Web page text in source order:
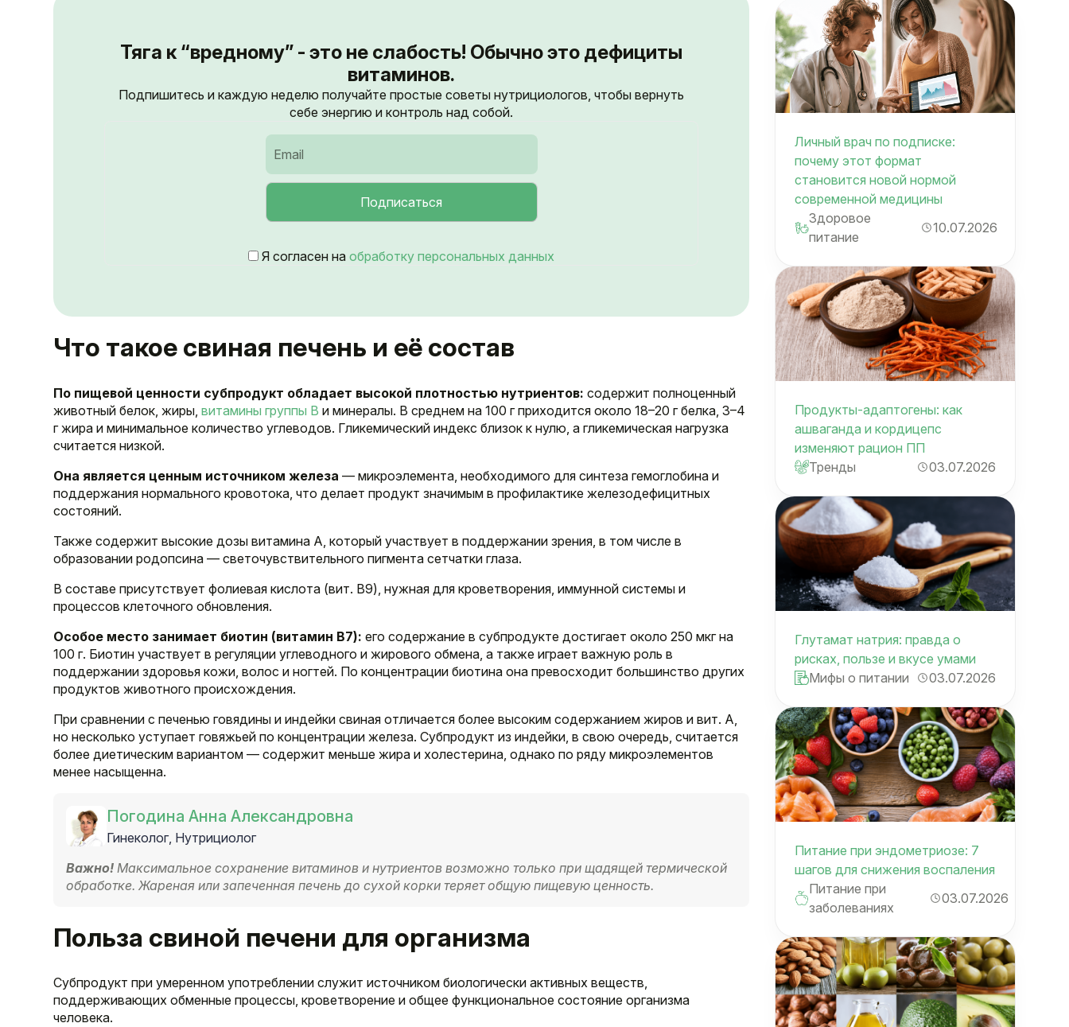
Тяга к “вредному” - это не слабость! Обычно это дефициты
витаминов.
Подпишитесь и каждую неделю получайте простые советы нутрициологов, чтобы вернуть
себе энергию и контроль над собой.
Я согласен на обработку персональных данных
Что такое свиная печень и её состав
По пищевой ценности субпродукт обладает высокой плотностью нутриентов: содержит полноценный
животный белок, жиры,витамины группы B и минералы. В среднем на 100 г приходится около 18–20 г белка, 3–4
г жира и минимальное количество углеводов. Гликемический индекс близок к нулю, а гликемическая нагрузка
считается низкой.
Она является ценным источником железа — микроэлемента, необходимого для синтеза гемоглобина и
поддержания нормального кровотока, что делает продукт значимым в профилактике железодефицитных
состояний.
Также содержит высокие дозы витамина A, который участвует в поддержании зрения, в том числе в
образовании родопсина — светочувствительного пигмента сетчатки глаза.
В составе присутствует фолиевая кислота (вит. B9), нужная для кроветворения, иммунной системы и
процессов клеточного обновления.
Особое место занимает биотин (витамин B7): его содержание в субпродукте достигает около 250 мкг на
100 г. Биотин участвует в регуляции углеводного и жирового обмена, а также играет важную роль в
поддержании здоровья кожи, волос и ногтей. По концентрации биотина она превосходит большинство других
продуктов животного происхождения.
При сравнении с печенью говядины и индейки свиная отличается более высоким содержанием жиров и вит. A,
но несколько уступает говяжьей по концентрации железа. Субпродукт из индейки, в свою очередь, считается
более диетическим вариантом — содержит меньше жира и холестерина, однако по ряду микроэлементов
менее насыщенна.
Погодина Анна Александровна
Гинеколог, Нутрициолог
Важно! Максимальное сохранение витаминов и нутриентов возможно только при щадящей термической
обработке. Жареная или запеченная печень до сухой корки теряет общую пищевую ценность.
Польза свиной печени для организма
Субпродукт при умеренном употреблении служит источником биологически активных веществ,
поддерживающих обменные процессы, кроветворение и общее функциональное состояние организма
человека.
Личный врач по подписке:
почему этот формат
становится новой нормой
современной медицины
Здоровое
питание
10.07.2026
Продукты-адаптогены: как
ашваганда и кордицепс
изменяют рацион ПП
Тренды
03.07.2026
Глутамат натрия: правда о
рисках, пользе и вкусе умами
Мифы о питании
03.07.2026
Питание при эндометриозе: 7
шагов для снижения воспаления
Питание при
заболеваниях
03.07.2026